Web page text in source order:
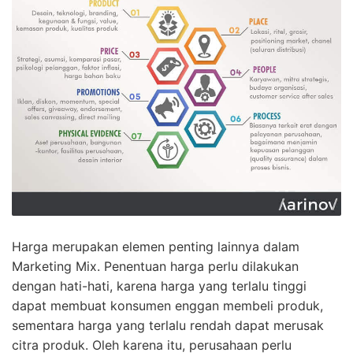
Harga merupakan elemen penting lainnya dalam
Marketing Mix. Penentuan harga perlu dilakukan
dengan hati-hati, karena harga yang terlalu tinggi
dapat membuat konsumen enggan membeli produk,
sementara harga yang terlalu rendah dapat merusak
citra produk. Oleh karena itu, perusahaan perlu